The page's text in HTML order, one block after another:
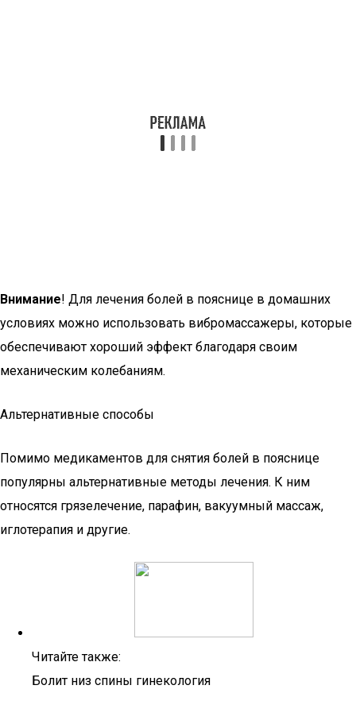
Внимание! Для лечения болей в пояснице в домашних
условиях можно использовать вибромассажеры, которые
обеспечивают хороший эффект благодаря своим
механическим колебаниям.
Альтернативные способы
Помимо медикаментов для снятия болей в пояснице
популярны альтернативные методы лечения. К ним
относятся грязелечение, парафин, вакуумный массаж,
иглотерапия и другие.
Читайте также:
Болит низ спины гинекология